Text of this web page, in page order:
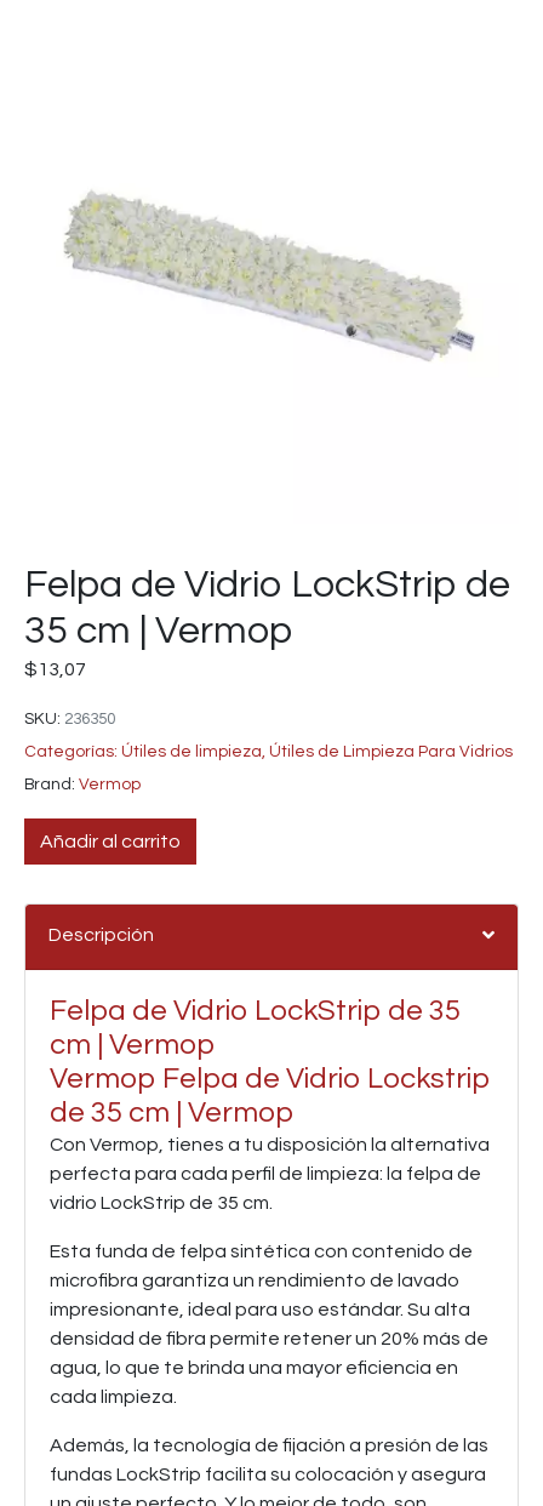
Felpa de Vidrio LockStrip de
35 cm | Vermop
$13,07
SKU: 236350
Categorías: Útiles de limpieza, Útiles de Limpieza Para Vidrios
Brand: Vermop
Añadir al carrito
Descripción
Felpa de Vidrio LockStrip de 35
cm | Vermop
Vermop Felpa de Vidrio Lockstrip
de 35 cm | Vermop
Con Vermop, tienes a tu disposición la alternativa
perfecta para cada perfil de limpieza: la felpa de
vidrio LockStrip de 35 cm.
Esta funda de felpa sintética con contenido de
microfibra garantiza un rendimiento de lavado
impresionante, ideal para uso estándar. Su alta
densidad de fibra permite retener un 20% más de
agua, lo que te brinda una mayor eficiencia en
cada limpieza.
Además, la tecnología de fijación a presión de las
fundas LockStrip facilita su colocación y asegura